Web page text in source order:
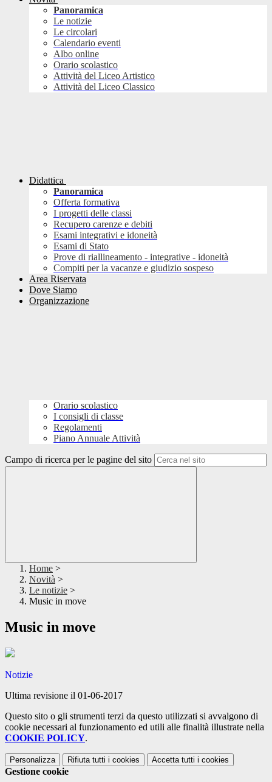
Panoramica
Le notizie
Le circolari
Calendario eventi
Albo online
Orario scolastico
Attività del Liceo Artistico
Attività del Liceo Classico
Didattica
Panoramica
Offerta formativa
I progetti delle classi
Recupero carenze e debiti
Esami integrativi e idoneità
Esami di Stato
Prove di riallineamento - integrative - idoneità
Compiti per la vacanze e giudizio sospeso
Area Riservata
Dove Siamo
Organizzazione
Orario scolastico
I consigli di classe
Regolamenti
Piano Annuale Attività
Campo di ricerca per le pagine del sito
Home >
Novità >
Le notizie >
Music in move
Music in move
Notizie
Ultima revisione il 01-06-2017
Questo sito o gli strumenti terzi da questo utilizzati si avvalgono di
cookie necessari al funzionamento ed utili alle finalità illustrate nella
COOKIE POLICY.
Personalizza Rifiuta tutti i cookies Accetta tutti i cookies
Gestione cookie